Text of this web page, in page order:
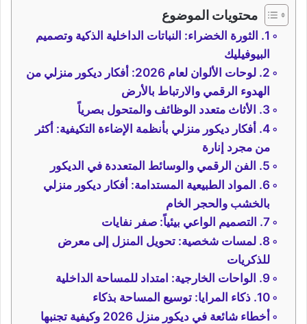
محتويات الموضوع
1. الثورة الخضراء: النباتات الداخلية الذكية وتصميم
البيوفيليك
2. لوحات الألوان لعام 2026: أفكار ديكور منزلي من
الهدوء الرقمي والارتباط بالأرض
3. الأثاث متعدد الوظائف والمتحول بصرياً
4. أفكار ديكور منزلي بأنظمة الإضاءة التكيفية: أكثر
من مجرد إنارة
5. الفن الرقمي والوسائط المتعددة في الديكور
6. المواد الطبيعية المستدامة: أفكار ديكور منزلي
بالخشب والحجر الخام
7. التصميم الواعي بيئياً: صفر نفايات
8. لمسات شخصية: تحويل المنزل إلى معرض
للذكريات
9. الواحات الخارجية: امتداد للمساحة الداخلية
10. ذكاء المرايا: توسيع المساحة بذكاء
أخطاء شائعة في ديكور منزل 2026 وكيفية تجنبها